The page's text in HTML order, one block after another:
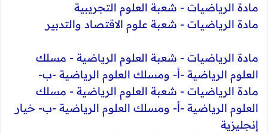
مادة الرياضيات - شعبة العلوم التجريبية
مادة الرياضيات - شعبة علوم الاقتصاد والتدبير
مادة الرياضيات - شعبة العلوم الرياضية - مسلك
العلوم الرياضية -أ- ومسلك العلوم الرياضية -ب-
مادة الرياضيات - شعبة العلوم الرياضية - مسلك
العلوم الرياضية -أ- ومسلك العلوم الرياضية -ب- خيار
إنجليزية